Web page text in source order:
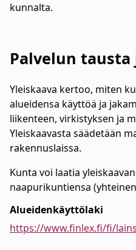
kunnalta.
Palvelun
Yleiskaava kertoo, miten
alueidensa käyttöä ja
liikenteen, virkistyksen ja
Yleiskaavasta säädetään
rakennuslaissa.
Kunta voi laatia
naapurikuntiensa
Alueidenkäyttölaki
https://www.finlex.fi/fi/